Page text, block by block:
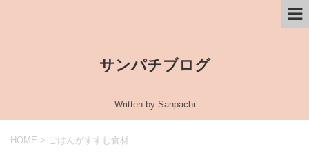
サンパチブログ
Written by Sanpachi
HOME > ごはんがすすむ食材